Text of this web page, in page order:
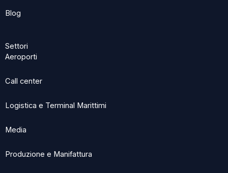
Blog
Settori
Aeroporti
Call center
Logistica e Terminal Marittimi
Media
Produzione e Manifattura